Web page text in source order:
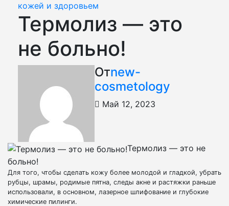
кожей и здоровьем
Термолиз — это
не больно!
Отnew-
cosmetology
Май 12, 2023
Термолиз — это не
больно!
Для того, чтобы сделать кожу более молодой и гладкой, убрать
рубцы, шрамы, родимые пятна, следы акне и растяжки раньше
использовали, в основном, лазерное шлифование и глубокие
химические пилинги.